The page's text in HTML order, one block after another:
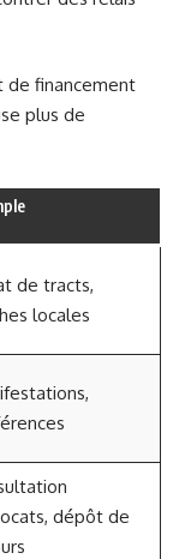
de financement
plus de
de tracts,
locales
dépôt de